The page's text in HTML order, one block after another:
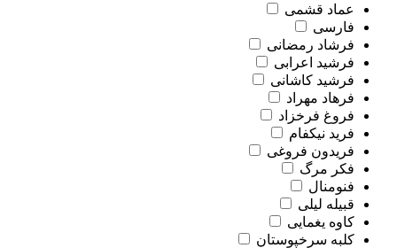
عماد قشمی
فارسی
فرشاد رمضانی
فرشید اعرابی
فرشید کاشانی
فرهاد مهراد
فروغ فرخزاد
فرید نیکفام
فریدون فروغی
فکر مرگ
فنومنال
قبیله لیلی
کاوه یغمایی
کلبه سرخپوستان